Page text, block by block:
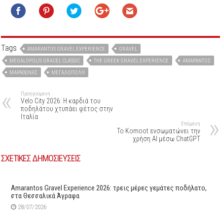
Tags AMARANTOS GRAVEL EXPERIENCE
GRAVEL
MEGALOPOLIS GRACEL CLASSIC
THE GREEK GRAVEL EXPERIENCE
ΑΜΆΡΑΝΤΟΣ
ΜΑΡΑΘΏΝΑΣ
ΜΕΓΑΛΌΠΟΛΗ
Προηγούμενη
Velo City 2026: Η καρδιά του
ποδηλάτου χτυπάει φέτος στην
Ιταλία
Επόμενη
Το Komoot ενσωματώνει την
χρήση AI μέσω ChatGPT
ΣΧΕΤΙΚΕΣ ΔΗΜΟΣΙΕΥΣΕΙΣ
Amarantos Gravel Experience 2026: τρεις μέρες γεμάτες ποδήλατο,
στα Θεσσαλικά Άγραφα
28/07/2026